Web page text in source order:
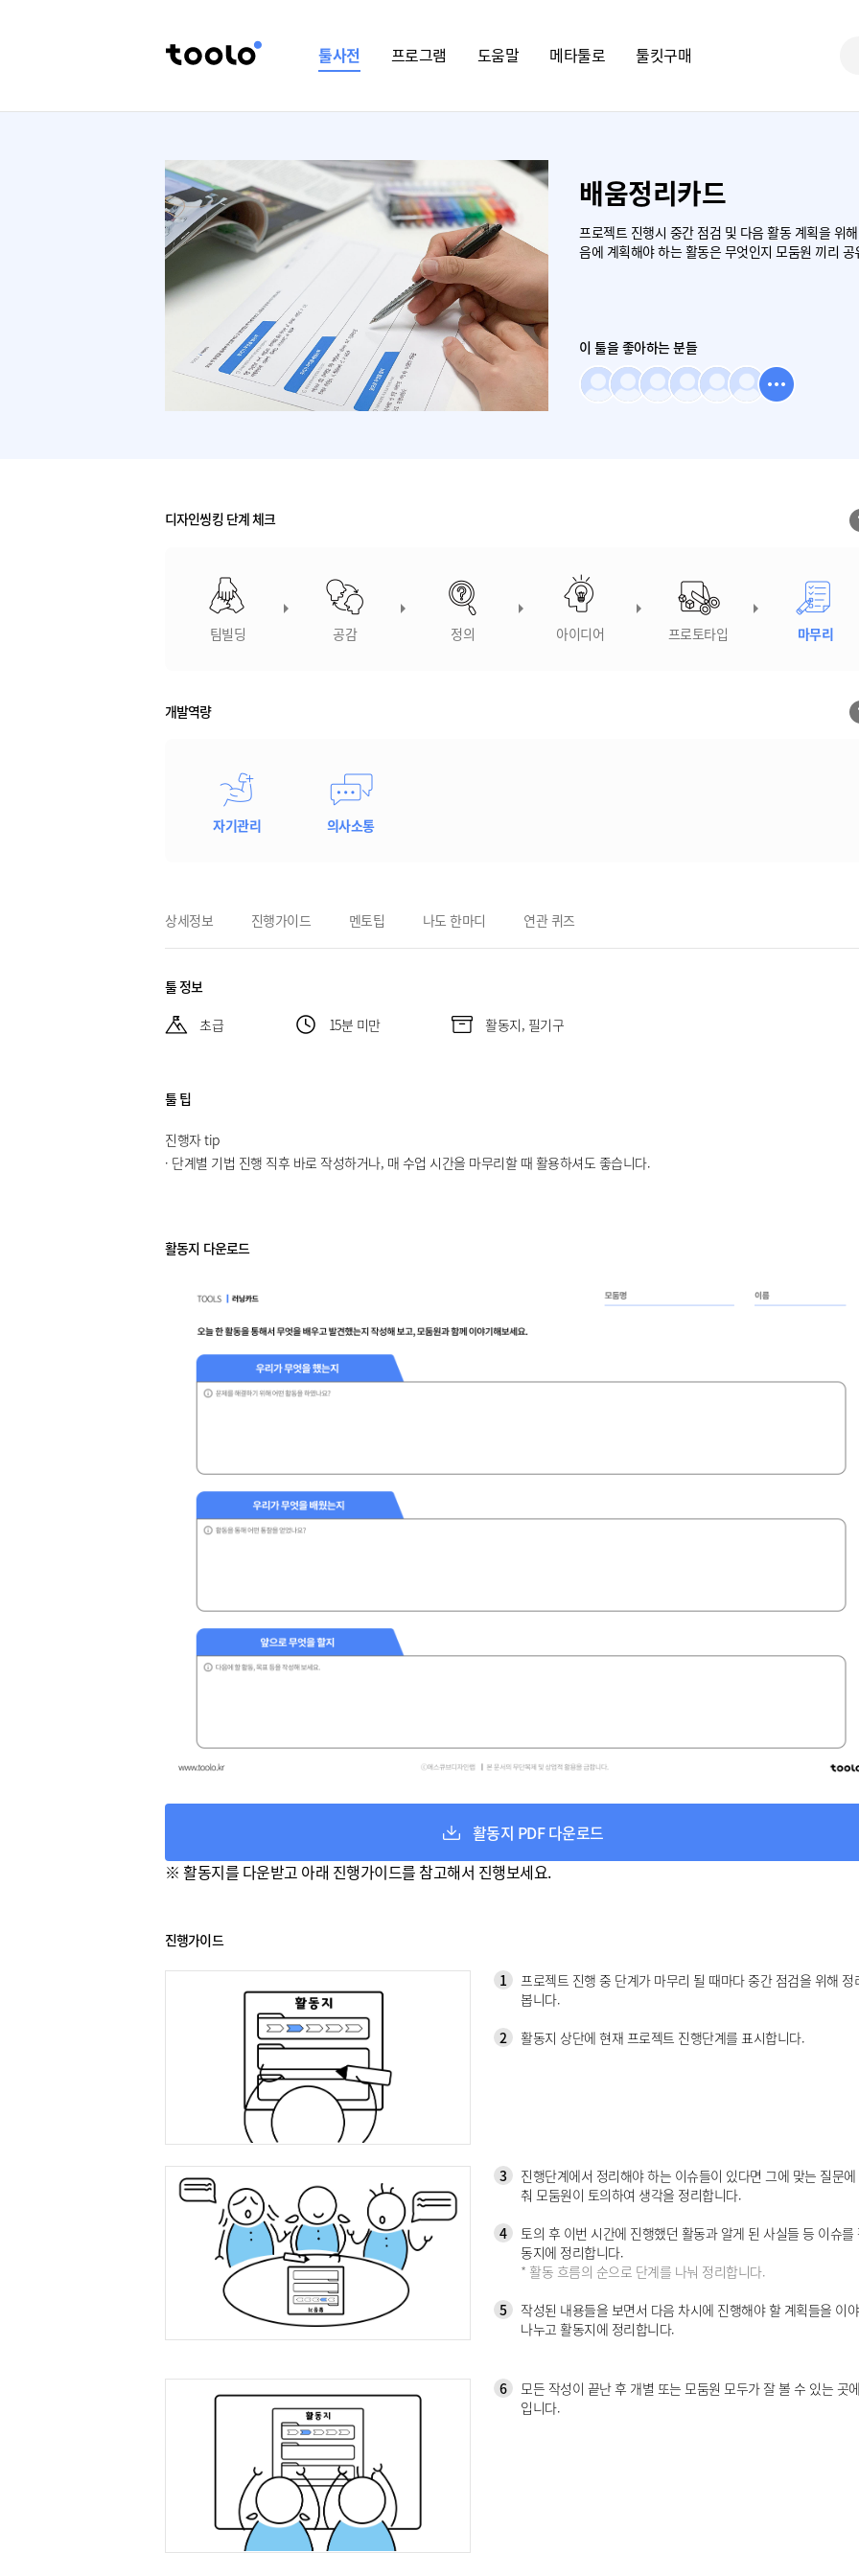
툴사전 프로그램 도움말 메타툴로 툴킷구매
배움정리카드
프로젝트 진행시 중간 점검 및 다음 활동 계획을 위
음에 계획해야 하는 활동은 무엇인지 모둠원 끼리 공
이 툴을 좋아하는 분들
디자인씽킹 단계 체크
팀빌딩 공감 정의 아이디어 프로토타입 마무리
개발역량
자기관리 의사소통
상세정보 진행가이드 멘토팁 나도 한마디 연관 퀴즈
툴 정보
초급
15분 미만 활동지, 필기구
툴 팁
진행자 tip
· 단계별 기법 진행 직후 바로 작성하거나, 매 수업 시간을 마무리할 때 활용하셔도 좋습니다.
활동지 다운로드
활동지 PDF 다운로드
※ 활동지를 다운받고 아래 진행가이드를 참고해서 진행보세요.
진행가이드
1
프로젝트 진행 중 단계가 마무리 될 때마다 중간 점검을 위해 정
봅니다.
2
활동지 상단에 현재 프로젝트 진행단계를 표시합니다.
3
진행단계에서 정리해야 하는 이슈들이 있다면 그에 맞는 질문에
춰 모둠원이 토의하여 생각을 정리합니다.
4
토의 후 이번 시간에 진행했던 활동과 알게 된 사실들 등 이슈를
동지에 정리합니다.
* 활동 흐름의 순으로 단계를 나눠 정리합니다.
5
작성된 내용들을 보면서 다음 차시에 진행해야 할 계획들을 이
나누고 활동지에 정리합니다.
6
모든 작성이 끝난 후 개별 또는 모둠원 모두가 잘 볼 수 있는 곳
입니다.